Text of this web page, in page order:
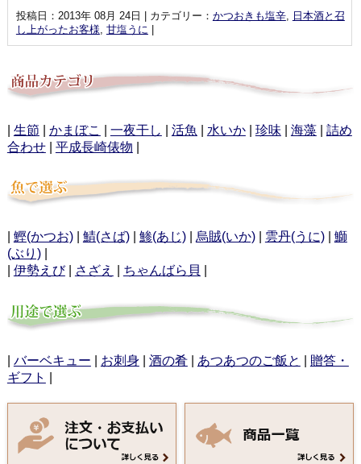
投稿日：2013年 08月 24日 | カテゴリー： かつおきも塩辛, 日本酒と召
し上がったお客様, 甘塩うに
生節 かまぼこ 一夜干し 活魚 水いか| 珍味 海藻| 詰め
合わせ| 平成長崎俵物
鰹(かつお)| 鯖(さば)| 鯵(あじ)| 烏賊(いか)| 雲丹(うに)| 鰤
(ぶり)|
伊勢えび| さざえ ちゃんばら貝
バーベキュー お刺身| 酒の肴| あつあつのご飯と
贈答・
ギフト